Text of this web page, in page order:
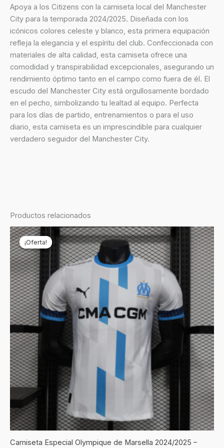
Apoya a los Citizens con la camiseta local del Manchester
City para la temporada 2024/2025. Diseñada con los
icónicos colores celeste y blanco, esta primera equipación
refleja la elegancia y el espíritu del club. Confeccionada con
materiales de alta calidad, esta camiseta ofrece una
comodidad y transpirabilidad excepcionales, asegurando un
rendimiento óptimo tanto en el campo como fuera de él. El
escudo del Manchester City está orgullosamente bordado
en el pecho, simbolizando tu lealtad al equipo. Perfecta
para los días de partido, entrenamientos o para el uso
diario, esta camiseta es un imprescindible para cualquier
verdadero seguidor del Manchester City.
Productos relacionados
¡Oferta!
¡Oferta!
Camiseta Especial Olympique de Marsella 2024/2025 –
El
precio
original
era:
€69,90.
El
precio
actual
es:
€24,90.